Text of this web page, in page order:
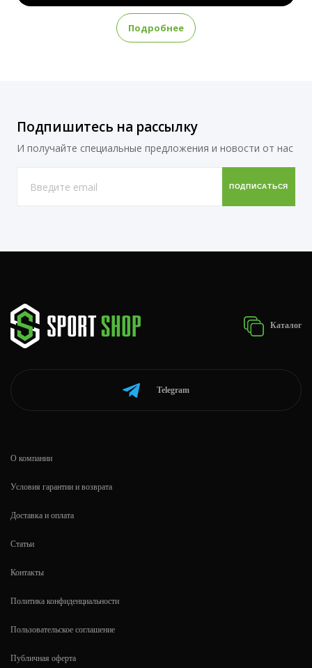
Подробнее
Подпишитесь на рассылку
И получайте специальные предложения и новости от нас
Каталог
Telegram
О компании
Условия гарантии и возврата
Доставка и оплата
Статьи
Контакты
Политика конфиденциальности
Пользовательское соглашение
Публичная оферта